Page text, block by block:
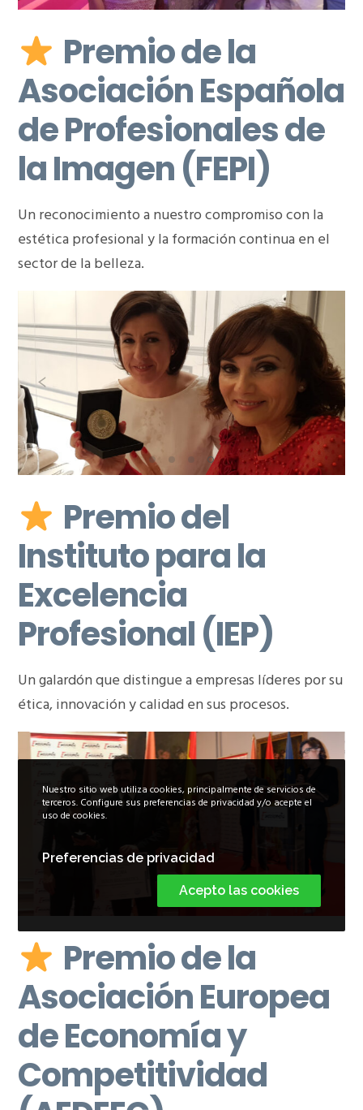
Premio de la
Asociación Española
de Profesionales de
la Imagen (FEPI)
Un reconocimiento a nuestro compromiso con la
estética profesional y la formación continua en el
sector de la belleza.
Previous
Premio del
Instituto para la
Excelencia
Profesional (IEP)
Un galardón que distingue a empresas líderes por su
ética, innovación y calidad en sus procesos.
Previous
Premio de la
Asociación Europea
de Economía y
Competitividad
Nuestro sitio web utiliza cookies, principalmente de servicios de
terceros. Configure sus preferencias de privacidad y/o acepte el
uso de cookies.
Preferencias de privacidad
Acepto las cookies